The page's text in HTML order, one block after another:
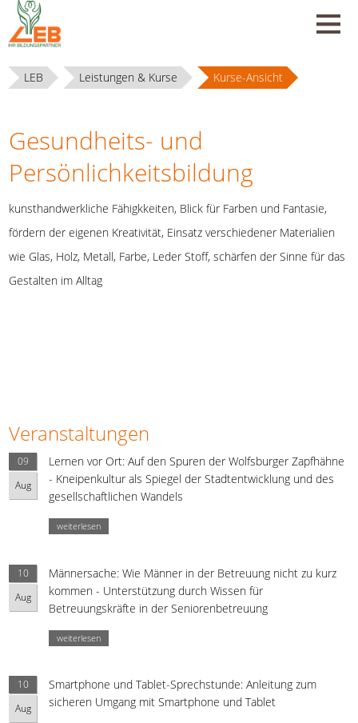
LEB Leistungen & Kurse Kurse-Ansicht
Gesundheits- und
Persönlichkeitsbildung
kunsthandwerkliche Fähigkkeiten, Blick für Farben und Fantasie,
fördern der eigenen Kreativität, Einsatz verschiedener Materialien
wie Glas, Holz, Metall, Farbe, Leder Stoff, schärfen der Sinne für das
Gestalten im Alltag
Veranstaltungen
09
Aug
Lernen vor Ort: Auf den Spuren der Wolfsburger Zapfhähne
- Kneipenkultur als Spiegel der Stadtentwicklung und des
gesellschaftlichen Wandels
weiterlesen
10
Aug
Männersache: Wie Männer in der Betreuung nicht zu kurz
kommen - Unterstützung durch Wissen für
Betreuungskräfte in der Seniorenbetreuung
weiterlesen
10
Aug
Smartphone und Tablet-Sprechstunde: Anleitung zum
sicheren Umgang mit Smartphone und Tablet